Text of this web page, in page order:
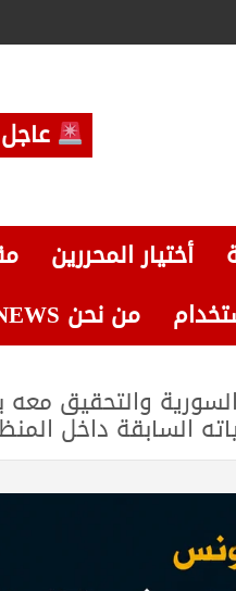
أختيار المحررين
من نحن BAZNEWS
والتحقيق
داخل